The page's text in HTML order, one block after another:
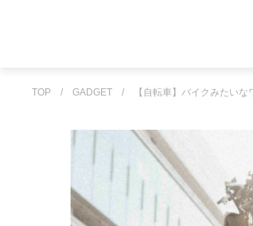
TOP / GADGET / 【自転車】バイクみたい